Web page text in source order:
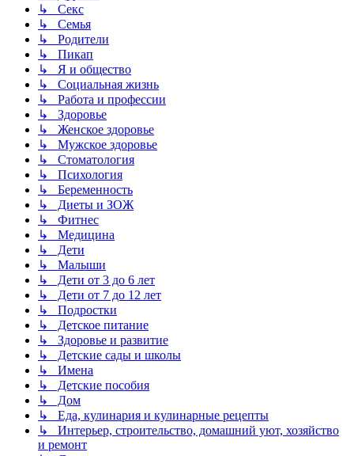
↳ Секс
↳ Семья
↳ Родители
↳ Пикап
↳ Я и общество
↳ Социальная жизнь
↳ Работа и профессии
↳ Здоровье
↳ Женское здоровье
↳ Мужское здоровье
↳ Стоматология
↳ Психология
↳ Беременность
↳ Диеты и ЗОЖ
↳ Фитнес
↳ Медицина
↳ Дети
↳ Малыши
↳ Дети от 3 до 6 лет
↳ Дети от 7 до 12 лет
↳ Подростки
↳ Детское питание
↳ Здоровье и развитие
↳ Детские сады и школы
↳ Имена
↳ Детские пособия
↳ Дом
↳ Еда, кулинария и кулинарные рецепты
↳ Интерьер, строительство, домашний уют, хозяйство
и ремонт